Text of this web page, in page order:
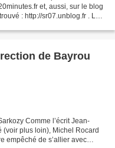
et, aussi, sur le blog
: http://sr07.unblog.fr . Le
de Bayrou
Comme l’écrit Jean-
plus loin), Michel Rocard
empêché de s’allier avec